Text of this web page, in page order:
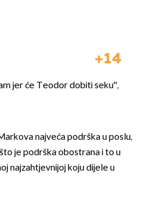
14
jer će Teodor dobiti seku'',
najveća podrška u poslu,
je podrška obostrana i to u
najzahtjevnijoj koju dijele u